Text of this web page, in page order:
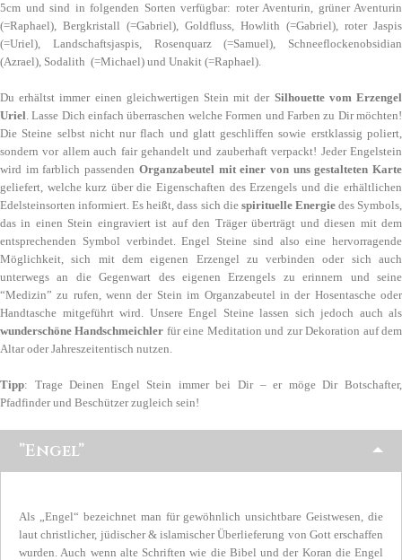
5cm und sind in folgenden Sorten verfügbar: roter Aventurin, grüner Aventurin
(=Raphael), Bergkristall (=Gabriel), Goldfluss, Howlith (=Gabriel), roter Jaspis
(=Uriel), Landschaftsjaspis, Rosenquarz (=Samuel), Schneeflockenobsidian
(Azrael), Sodalith (=Michael) und Unakit (=Raphael).
Du erhältst immer einen gleichwertigen Stein mit derSilhouette vom Erzengel
Uriel. Lasse Dich einfach überraschen welche Formen und Farben zu Dir möchten!
Die Steine selbst nicht nur flach und glatt geschliffen sowie erstklassig poliert,
sondern vor allem auch fair gehandelt und zauberhaft verpackt! Jeder Engelstein
wird im farblich passenden Organzabeutel mit einer von uns gestalteten Karte
geliefert, welche kurz über die Eigenschaften des Erzengels und die erhältlichen
Edelsteinsorten informiert. Es heißt, dass sich die spirituelle Energiedes Symbols,
das in einen Stein eingraviert ist auf den Träger überträgt und diesen mit dem
entsprechenden Symbol verbindet. Engel Steine sind also eine hervorragende
Möglichkeit, sich mit dem eigenen Erzengel zu verbinden oder sich auch
unterwegs an die Gegenwart des eigenen Erzengels zu erinnern und seine
“Medizin” zu rufen, wenn der Stein im Organzabeutel in der Hosentasche oder
Handtasche mitgeführt wird. Unsere Engel Steine lassen sich jedoch auch als
wunderschöne Handschmeichler für eine Meditation und zur Dekoration auf dem
Altar oder Jahreszeitentisch nutzen.
Tipp: Trage Deinen Engel Stein immer bei Dir – er möge Dir Botschafter,
Pfadfinder und Beschützer zugleich sein!
”Engel”
Als „Engel“ bezeichnet man für gewöhnlich unsichtbare Geistwesen, die
laut christlicher, jüdischer & islamischer Überlieferung von Gott erschaffen
wurden. Auch wenn alte Schriften wie die Bibel und der Koran die Engel